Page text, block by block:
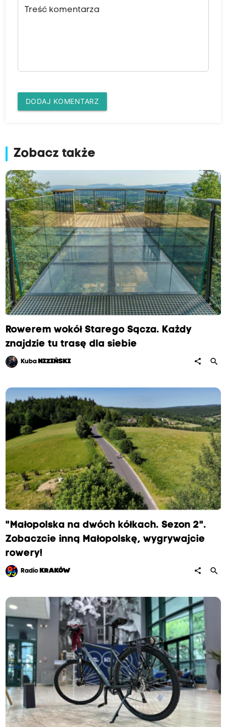
Treść komentarza
DODAJ KOMENTARZ
Zobacz także
Rowerem wokół Starego Sącza. Każdy
znajdzie tu trasę dla siebie
Kuba NIZIŃSKI share search
"Małopolska na dwóch kółkach. Sezon 2".
Zobaczcie inną Małopolskę, wygrywajcie
rowery!
Radio KRAKÓW share search